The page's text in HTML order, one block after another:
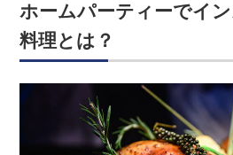
ホームパーティーでイ
料理とは？